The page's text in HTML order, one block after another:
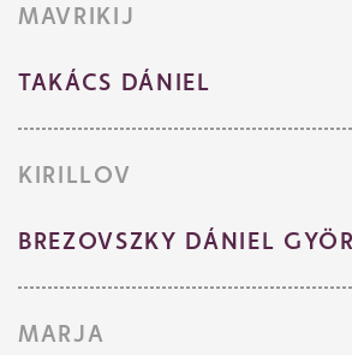
MAVRIKIJ
TAKÁCS DÁNIEL
KIRILLOV
BREZOVSZKY DÁNIEL
MARJA